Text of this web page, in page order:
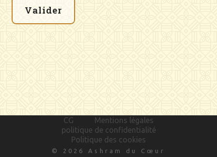
CG
Mentions légales
politique de confidentialité
Politique des cookies
© 2026 Ashram du Cœur